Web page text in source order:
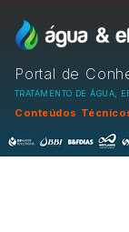
Portal de
TRATAMENTO DE ÁGUA,
Conteúdos